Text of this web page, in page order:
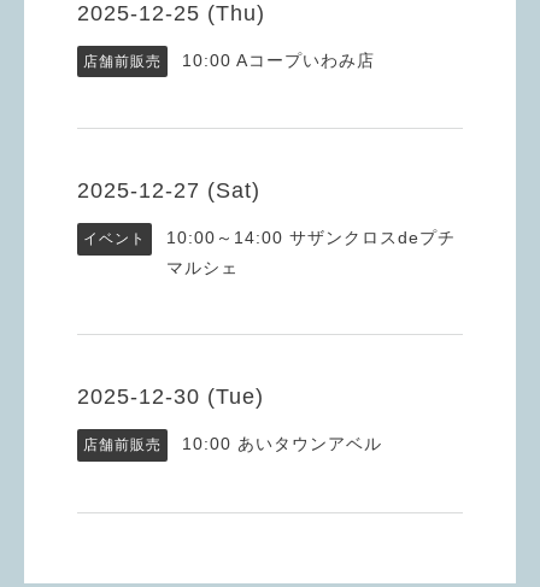
2025-12-25 (Thu)
店舗前販売 10:00 Aコープいわみ店
2025-12-27 (Sat)
イベント 10:00～14:00 サザンクロスdeプチ
マルシェ
2025-12-30 (Tue)
店舗前販売 10:00 あいタウンアベル